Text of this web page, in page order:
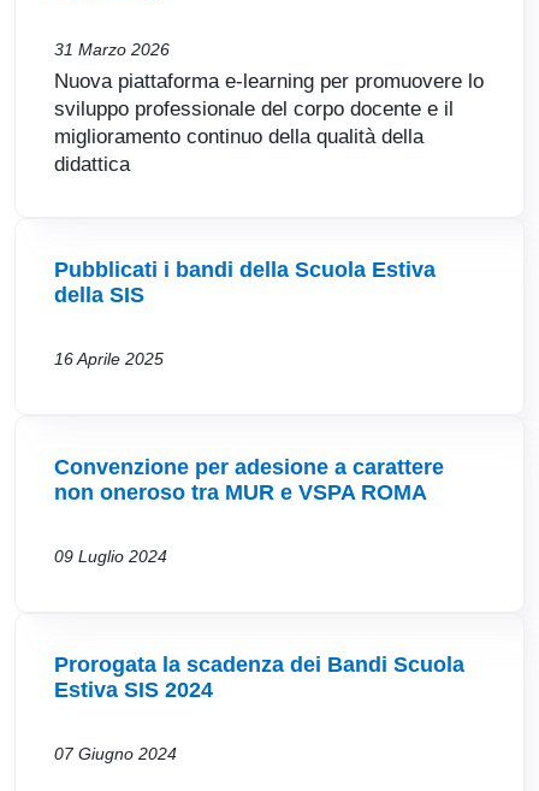
31 Marzo 2026
Nuova piattaforma e-learning per promuovere lo
sviluppo professionale del corpo docente e il
miglioramento continuo della qualità della
didattica
Pubblicati i bandi della Scuola Estiva
della SIS
16 Aprile 2025
Convenzione per adesione a carattere
non oneroso tra MUR e VSPA ROMA
09 Luglio 2024
Prorogata la scadenza dei Bandi Scuola
Estiva SIS 2024
07 Giugno 2024